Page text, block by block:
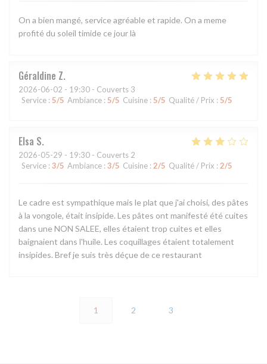
On a bien mangé, service agréable et rapide. On a meme
profité du soleil timide ce jour là
Géraldine Z
2026-06-02 - 19:30 - Couverts 3
Service : 5/5 Ambiance : 5/5 Cuisine : 5/5 Qualité / Prix : 5/5
Elsa S
2026-05-29 - 19:30 - Couverts 2
Service : 3/5 Ambiance : 3/5 Cuisine : 2/5 Qualité / Prix : 2/5
Le cadre est sympathique mais le plat que j'ai choisi, des pâtes
à la vongole, était insipide. Les pâtes ont manifesté été cuites
dans une NON SALEE, elles étaient trop cuites et elles
baignaient dans l'huile. Les coquillages étaient totalement
insipides. Bref je suis très déçue de ce restaurant
1 2 3